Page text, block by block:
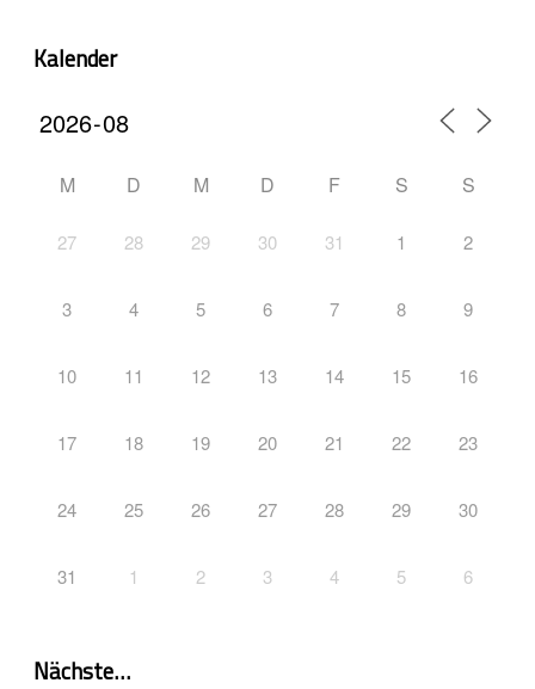
Kalender
M D M D F S S
27 28 29 30 31 1 2
3 4 5 6 7 8 9
10 11 12 13 14 15 16
17 18 19 20 21 22 23
24 25 26 27 28 29 30
31 1 2 3 4 5 6
Nächste…